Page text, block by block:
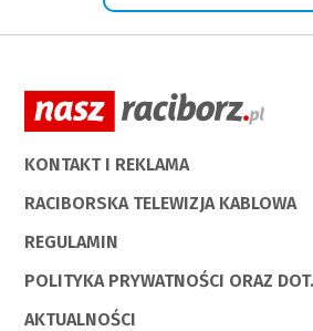
KONTAKT I REKLAMA
RACIBORSKA TELEWIZJA KABLOWA
REGULAMIN
POLITYKA PRYWATNOŚCI ORAZ
AKTUALNOŚCI